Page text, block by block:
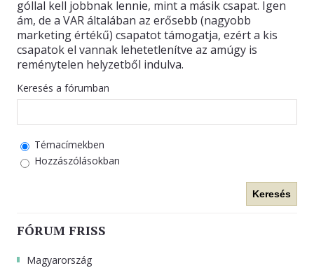
góllal kell jobbnak lennie, mint a másik csapat. Igen
ám, de a VAR általában az erősebb (nagyobb
marketing értékű) csapatot támogatja, ezért a kis
csapatok el vannak lehetetlenítve az amúgy is
reménytelen helyzetből indulva.
Keresés a fórumban
Témacímekben
Hozzászólásokban
Keresés
FÓRUM FRISS
Magyarország